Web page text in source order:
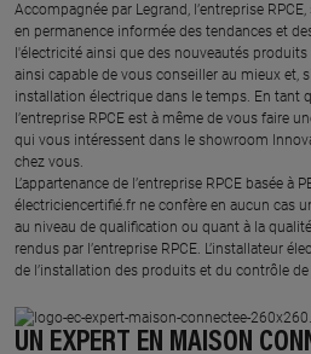
​Accompagnée par Legrand, l’entreprise
en permanence informée des tendances et
l'électricité ainsi que des nouveautés produits
ainsi capable de vous conseiller au mieux et,
installation électrique dans le temps. En tant
l’entreprise RPCE est à même de vous faire
qui vous intéressent dans le showroom
chez vous.​
L’appartenance de l’entreprise RPCE basée à
électriciencertifié.fr ne confère en aucun cas
au niveau de qualification ou quant à la
rendus par l’entreprise RPCE. L’installateur
de l’installation des produits et du contrôle
UN EXPERT EN MAISON